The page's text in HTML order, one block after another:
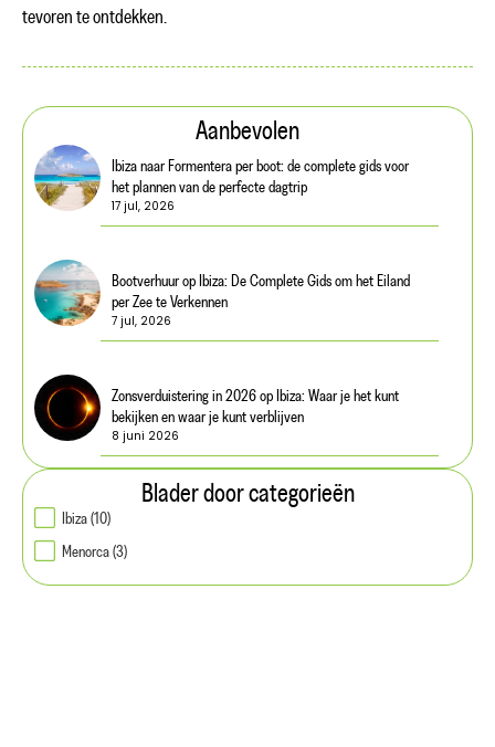
tevoren te ontdekken.
Aanbevolen
Ibiza naar Formentera per boot: de complete gids voor
het plannen van de perfecte dagtrip
17 jul, 2026
Bootverhuur op Ibiza: De Complete Gids om het Eiland
per Zee te Verkennen
7 jul, 2026
Zonsverduistering in 2026 op Ibiza: Waar je het kunt
bekijken en waar je kunt verblijven
8 juni 2026
Blader door categorieën
Ibiza (10)
Menorca (3)